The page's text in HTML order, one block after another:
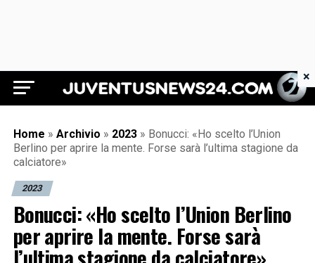
Juventus News 24
Home » Archivio » 2023 » Bonucci: «Ho scelto l’Union
Berlino per aprire la mente. Forse sarà l’ultima stagione da
calciatore»
2023
Bonucci: «Ho scelto l’Union Berlino
per aprire la mente. Forse sarà
×